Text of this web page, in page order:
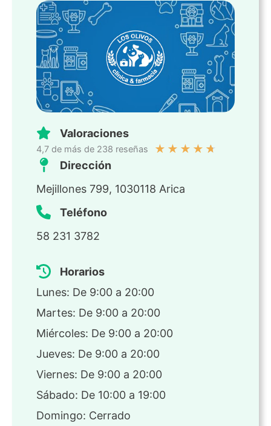
Valoraciones
4,7 de más de 238 reseñas ★ ★ ★ ★ ★
Dirección
Mejillones 799, 1030118 Arica
Teléfono
58 231 3782
Horarios
Lunes: De 9:00 a 20:00
Martes: De 9:00 a 20:00
Miércoles: De 9:00 a 20:00
Jueves: De 9:00 a 20:00
Viernes: De 9:00 a 20:00
Sábado: De 10:00 a 19:00
Domingo: Cerrado